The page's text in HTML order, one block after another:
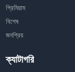
প্রিমিয়াম
বিশেষ
জনপ্রিয়
ক্যাটাগরি